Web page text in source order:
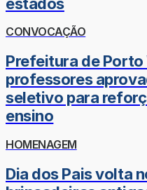
CONVOCAÇÃO
Prefeitura de
professores
seletivo para
ensino
HOMENAGEM
Dia dos Pais volta